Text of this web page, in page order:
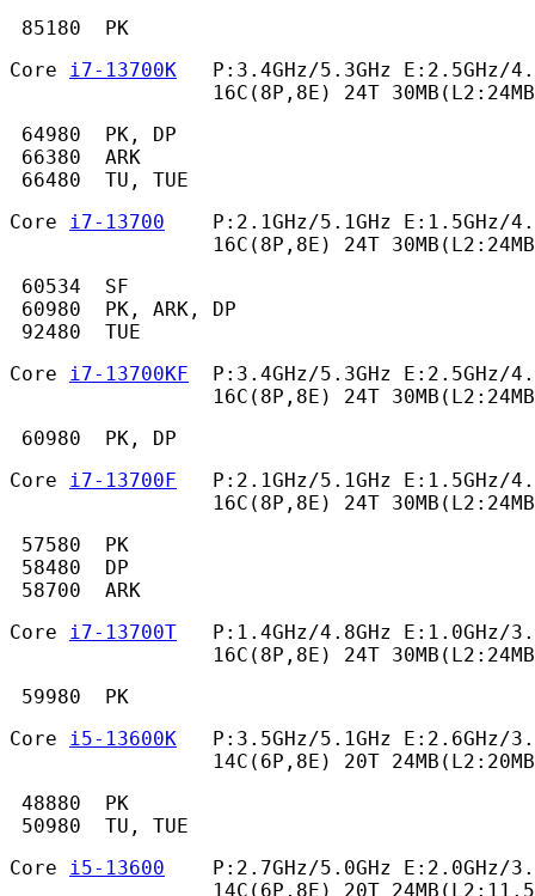
85180  PK
Core i7-13700K
P:3.4GHz/5.3GHz E:2.5GHz/
16C(8P,8E) 24T
64980  PK, DP
66380  ARK
66480  TU, TUE
Core i7-13700
P:2.1GHz/5.1GHz E:1.5GHz/
16C(8P,8E) 24T
60534  SF
60980  PK, ARK, DP
92480  TUE
Core i7-13700KF
P:3.4GHz/5.3GHz E:2.5GHz/
16C(8P,8E) 24T
60980  PK, DP
Core i7-13700F
P:2.1GHz/5.1GHz E:1.5GHz/
16C(8P,8E) 24T
57580  PK
58480  DP
58700  ARK
Core i7-13700T
P:1.4GHz/4.8GHz E:1.0GHz/
16C(8P,8E) 24T
59980  PK
Core i5-13600K
P:3.5GHz/5.1GHz E:2.6GHz/
14C(6P,8E) 20T
48880  PK
50980  TU, TUE
Core i5-13600
P:2.7GHz/5.0GHz E:2.0GHz/
14C(6P,8E) 20T